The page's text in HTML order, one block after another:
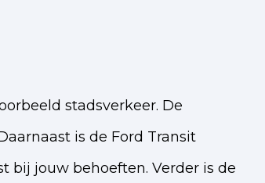
stadsverkeer. De
is de Ford Transit
bij jouw behoeften. Verder is de